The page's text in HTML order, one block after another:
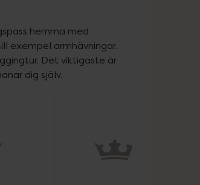
hemma med
exempel armhävningar.
Det viktigaste är
dig själv.